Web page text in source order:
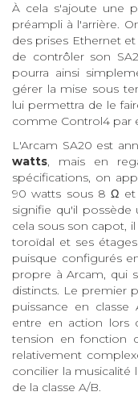
À cela s'ajoute une
préampli à l'arrière.
des prises Ethernet
de contrôler son
pourra ainsi
gérer la mise sous
lui permettra de le
comme Control4 par
L'Arcam SA20 est
watts, mais en
spécifications, on
90 watts sous 8 Ω et
signifie qu'il possède
cela sous son capot,
toroïdal et ses
puisque configurés
propre à Arcam, qui
distincts. Le premier
puissance en
entre en action lors
tension en fonction
relativement
concilier la musicalité
de la classe A/B.